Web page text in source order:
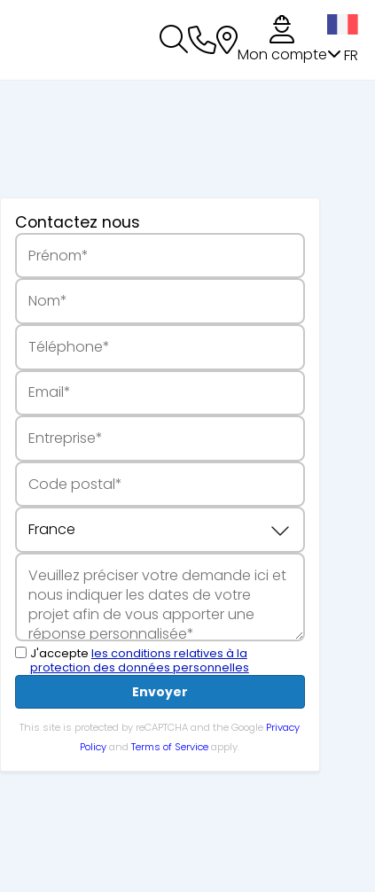
Mon compte FR
Contactez nous
J'accepte les conditions relatives à la
protection des données personnelles
Envoyer
This site is protected by reCAPTCHA and the Google Privacy
PolicyandTerms of Serviceapply.